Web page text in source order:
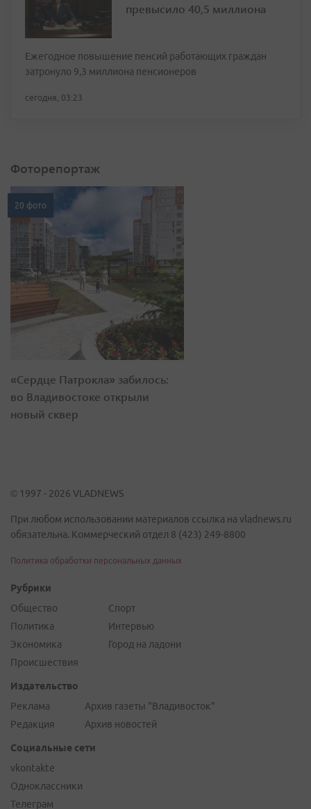
превысило 40,5 миллиона
Ежегодное повышение пенсий работающих граждан
затронуло 9,3 миллиона пенсионеров
сегодня, 03:23
Фоторепортаж
20 фото
«Сердце Патрокла» забилось:
во Владивостоке открыли
новый сквер
© 1997 - 2026 VLADNEWS
При любом использовании материалов ссылка на vladnews.ru
обязательна. Коммерческий отдел 8 (423) 249-8800
Политика обработки персональных данных
Рубрики
Общество
Политика
Экономика
Происшествия
Спорт
Интервью
Город на ладони
Издательство
Реклама
Редакция
Архив газеты "Владивосток"
Архив новостей
Социальные сети
vkontakte
Одноклассники
Телеграм